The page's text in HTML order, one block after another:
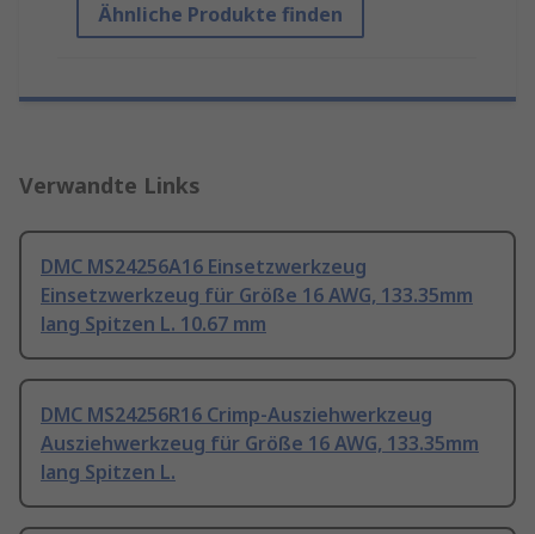
Ähnliche Produkte finden
Verwandte Links
DMC MS24256A16 Einsetzwerkzeug
Einsetzwerkzeug für Größe 16 AWG, 133.35mm
lang Spitzen L. 10.67 mm
DMC MS24256R16 Crimp-Ausziehwerkzeug
Ausziehwerkzeug für Größe 16 AWG, 133.35mm
lang Spitzen L.